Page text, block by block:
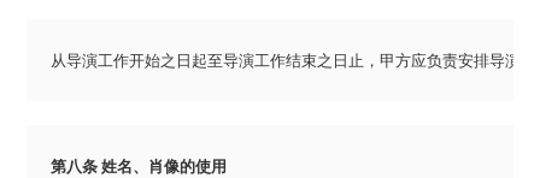
从导演工作开始之日起至导演工作结束之日止，甲方应负责安排导演
第八条 姓名、肖像的使用